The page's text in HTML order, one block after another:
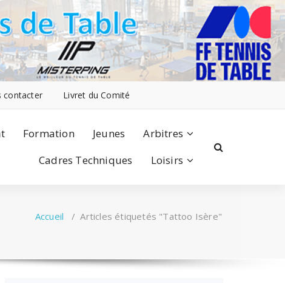
contacter Livret du Comité
Formation Jeunes
Arbitres
Cadres Techniques
Loisirs
Accueil /Articles étiquetés "Tattoo Isère"